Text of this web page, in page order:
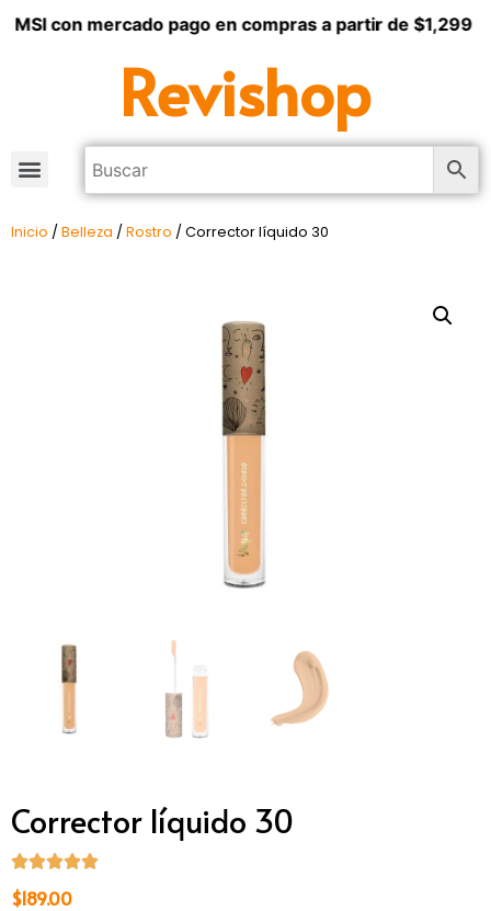
con mercado pago en compras a partir de $1,299
Revishop
Inicio / Belleza / Rostro / Corrector líquido 30
Corrector líquido 30
$189.00